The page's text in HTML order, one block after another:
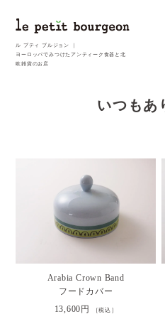
ル プティ ブルジョン ｜
ヨーロッパでみつけたアンティーク食器と北
欧雑貨のお店
いつもあ
Arabia Crown Band
フードカバー
13,600円 ［税込］